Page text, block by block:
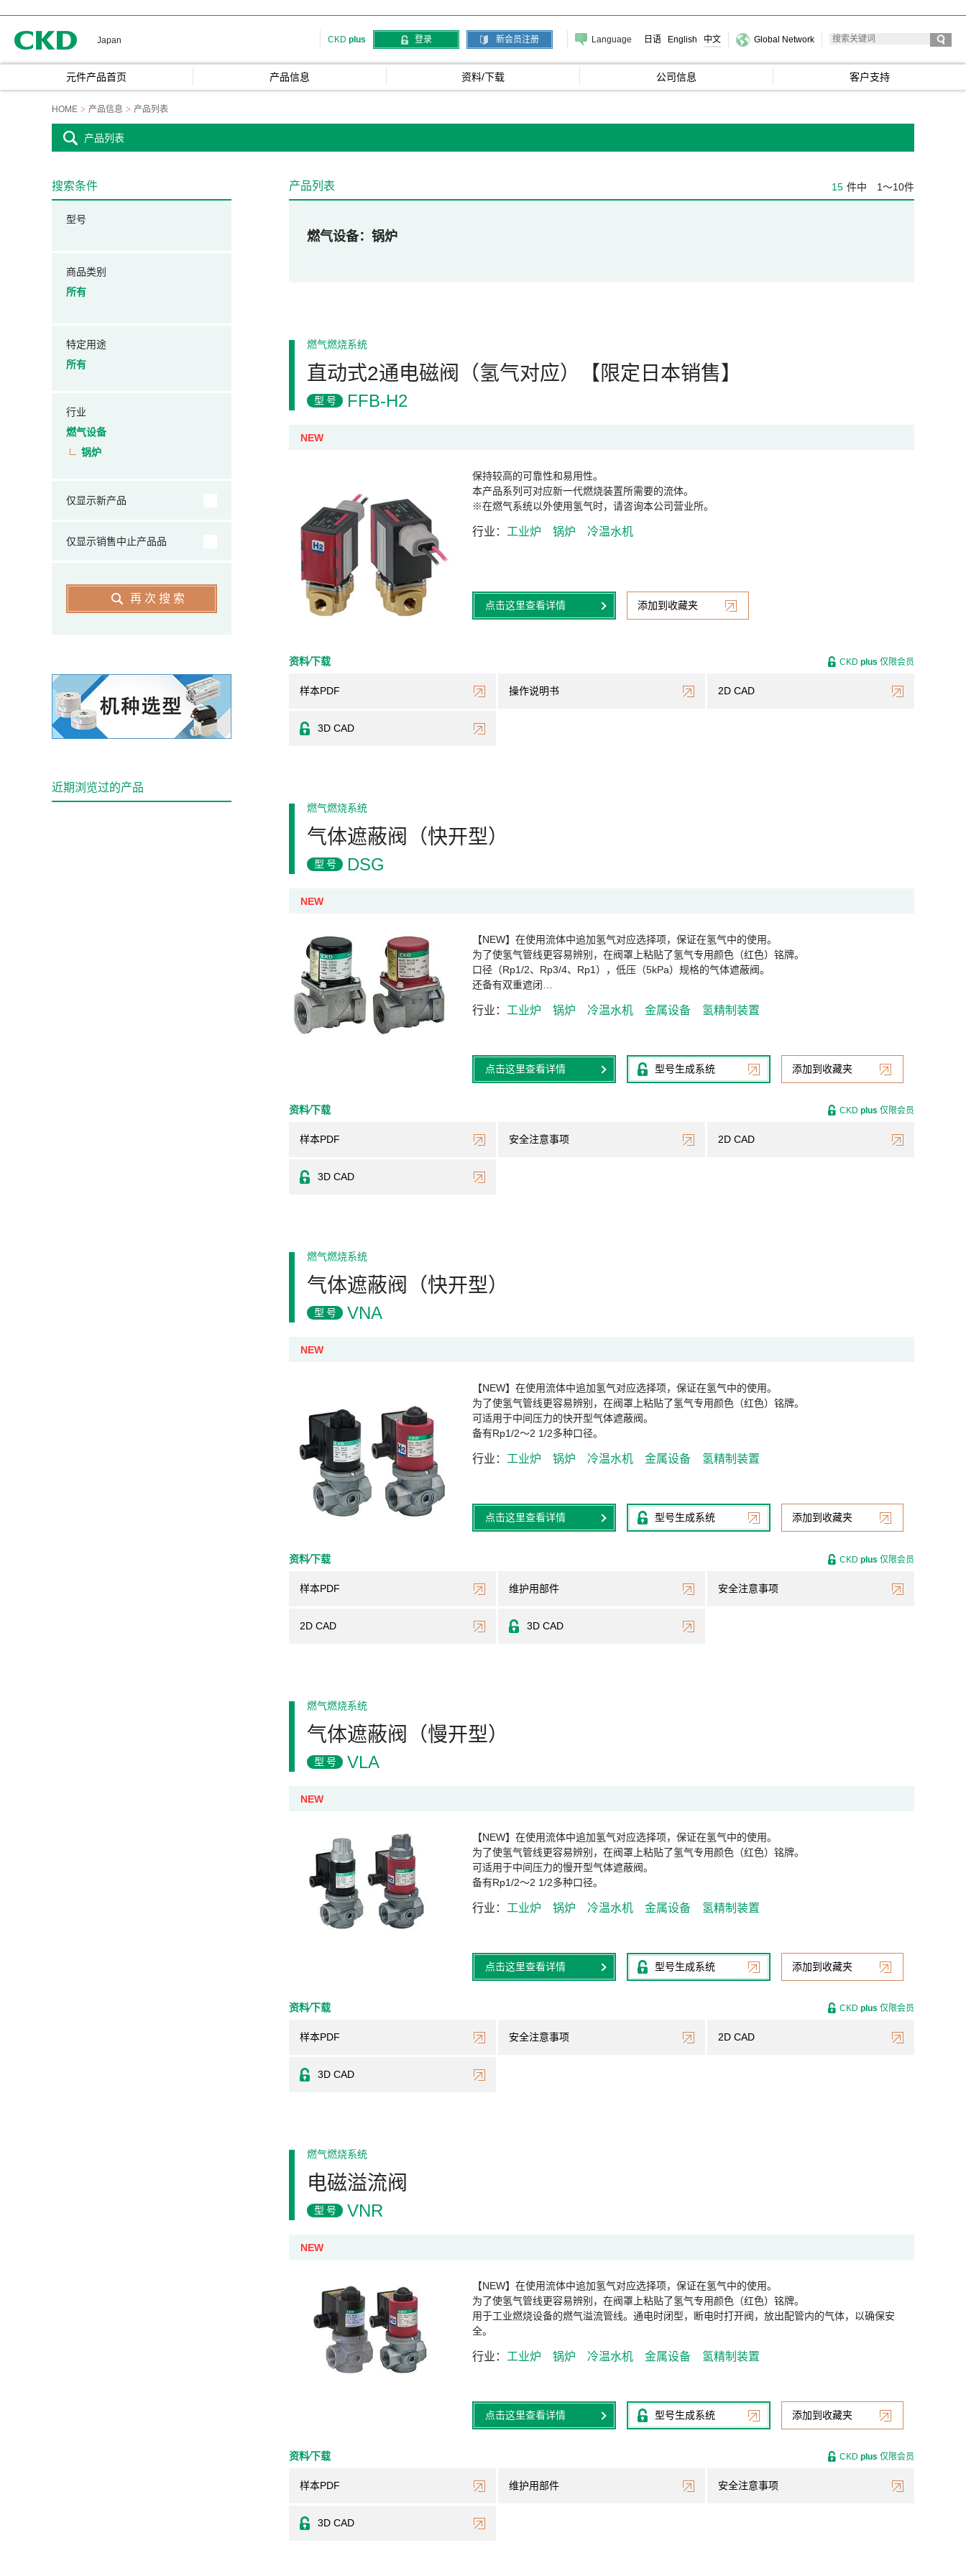
Japan CKD plus 登录 新会员注册 Language 日语 English 中文 Global Network
元件产品首页 产品信息 资料/下载 公司信息 客户支持
HOME 产品信息 产品列表
产品列表
产品列表 15 件中 1～10件
燃气设备 锅炉
燃气燃烧系统
直动式2通电磁阀（氢气对应）【限定日本销售】
型号 FFB-H2
NEW
保持较高的可靠性和易用性。
本产品系列可对应新一代燃烧装置所需要的流体。
※在燃气系统以外使用氢气时，请咨询本公司营业所。
行业 工业炉 锅炉 冷温水机
点击这里查看详情 添加到收藏夹
资料⁄下载
样本PDF 操作说明书 2D CAD
3D CAD
CKD plus 仅限会员
燃气燃烧系统
气体遮蔽阀（快开型）
型号 DSG
NEW
【NEW】在使用流体中追加氢气对应选择项，保证在氢气中的使用。
为了使氢气管线更容易辨别，在阀罩上粘贴了氢气专用颜色（红色）铭牌。
口径（Rp1/2、Rp3/4、Rp1），低压（5kPa）规格的气体遮蔽阀。
还备有双重遮闭…
行业 工业炉 锅炉 冷温水机 金属设备 氢精制装置
点击这里查看详情 型号生成系统 添加到收藏夹
资料⁄下载
样本PDF 安全注意事项 2D CAD
3D CAD
CKD plus 仅限会员
燃气燃烧系统
气体遮蔽阀（快开型）
型号 VNA
NEW
【NEW】在使用流体中追加氢气对应选择项，保证在氢气中的使用。
为了使氢气管线更容易辨别，在阀罩上粘贴了氢气专用颜色（红色）铭牌。
可适用于中间压力的快开型气体遮蔽阀。
备有Rp1/2～2 1/2多种口径。
行业 工业炉 锅炉 冷温水机 金属设备 氢精制装置
点击这里查看详情 型号生成系统 添加到收藏夹
资料⁄下载
样本PDF 维护用部件 安全注意事项
2D CAD 3D CAD
CKD plus 仅限会员
燃气燃烧系统
气体遮蔽阀（慢开型）
型号 VLA
NEW
【NEW】在使用流体中追加氢气对应选择项，保证在氢气中的使用。
为了使氢气管线更容易辨别，在阀罩上粘贴了氢气专用颜色（红色）铭牌。
可适用于中间压力的慢开型气体遮蔽阀。
备有Rp1/2～2 1/2多种口径。
行业 工业炉 锅炉 冷温水机 金属设备 氢精制装置
点击这里查看详情 型号生成系统 添加到收藏夹
资料⁄下载
样本PDF 安全注意事项 2D CAD
3D CAD
CKD plus 仅限会员
燃气燃烧系统
电磁溢流阀
型号 VNR
NEW
【NEW】在使用流体中追加氢气对应选择项，保证在氢气中的使用。
为了使氢气管线更容易辨别，在阀罩上粘贴了氢气专用颜色（红色）铭牌。
用于工业燃烧设备的燃气溢流管线。通电时闭型，断电时打开阀，放出配管内的气体，以确保安
全。
行业 工业炉 锅炉 冷温水机 金属设备 氢精制装置
点击这里查看详情 型号生成系统 添加到收藏夹
资料⁄下载
样本PDF 维护用部件 安全注意事项
3D CAD
CKD plus 仅限会员
搜索条件
型号
商品类别
所有
特定用途
所有
行业
燃气设备
锅炉
仅显示新产品
仅显示销售中止产品品
再次搜索
近期浏览过的产品